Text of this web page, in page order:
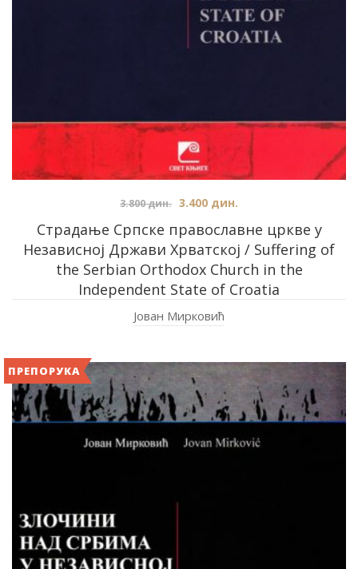
Страдање Српске православне цркве у
Независној Држави Хрватској / Suffering of
the Serbian Orthodox Church in the
Independent State of Croatia
3.800дин. 3.400 дин.
Јован Мирковић
ПРЕПОРУКА